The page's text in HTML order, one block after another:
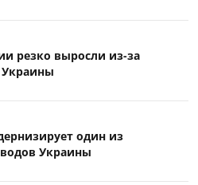
резко выросли из-за
Украины
один из
Украины